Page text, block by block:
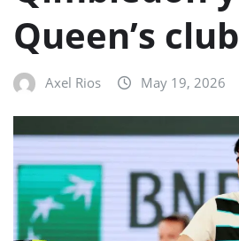
Queen’s club
Axel Rios May 19, 2026